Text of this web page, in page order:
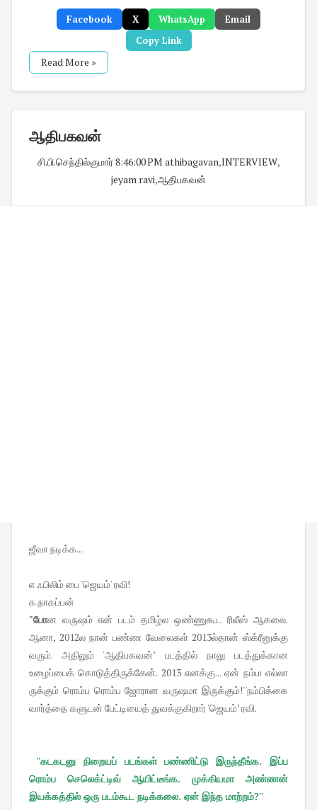
Facebook X WhatsApp
Email
Copy Link
Read More »
ஆதிபகவன்
சி.பி.செந்தில்குமார்·8:46:00 PM athibagavan,INTERVIEW,
jeyam ravi,ஆதிபகவன்
ஜீவா நடிக்க...
எ ஃபிலிம் பை 'ஜெயம்' ரவி!
க.நாகப்பன்
"போன வருஷம் என் படம் தமிழ்ல ஒண்ணுகூட ரிலீஸ் ஆகலை.
ஆனா, 2012ல நான் பண்ண வேலைகள் 2013ல்தான் ஸ்க்ரீனுக்கு
வரும். அதிலும் 'ஆதிபகவன்’ படத்தில் நாலு படத்துக்கான
உழைப்பைக் கொடுத்திருக்கேன். 2013 எனக்கு... ஏன் நம்ம எல்லா
ருக்கும் ரொம்ப ரொம்ப ஜோரான வருஷமா இருக்கும்!''நம்பிக்கை
வார்த்தை களுடன் பேட்டியைத் துவக்குகிறார் 'ஜெயம்’ ரவி.
''கடகடனு நிறையப் படங்கள் பண்ணிட்டு இருந்தீங்க. இப்ப
ரொம்ப செலெக்ட்டிவ் ஆயிட்டீங்க. முக்கியமா அண்ணன்
இயக்கத்தில் ஒரு படம்கூட நடிக்கலை. ஏன் இந்த மாற்றம்?''